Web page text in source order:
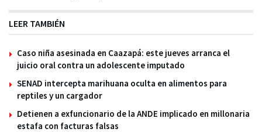
LEER TAMBIÉN
Caso niña asesinada en Caazapá: este jueves arranca el
juicio oral contra un adolescente imputado
SENAD intercepta marihuana oculta en alimentos para
reptiles y un cargador
Detienen a exfuncionario de la ANDE implicado en millonaria
estafa con facturas falsas